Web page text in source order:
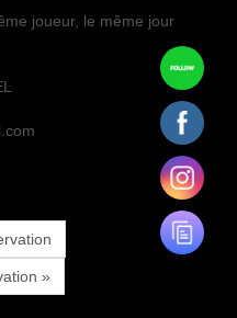
joueur, le même jour
»